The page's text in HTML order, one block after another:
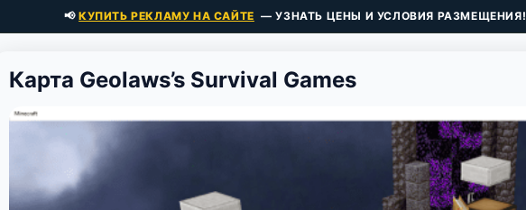
📢КУПИТЬ РЕКЛАМУ НА САЙТЕ — УЗНАТЬ ЦЕНЫ И УСЛОВИЯ РАЗМЕЩЕНИЯ!
Карта Geolaws’s Survival Games